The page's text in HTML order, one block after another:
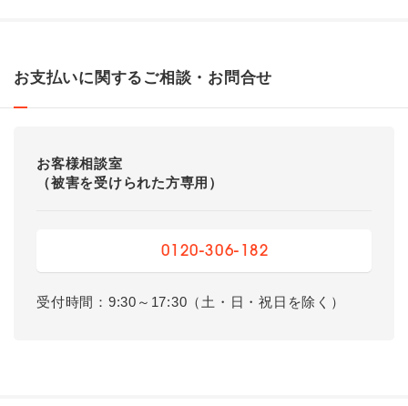
お支払いに関するご相談・お問合せ
お客様相談室
（被害を受けられた方専用）
0120-306-182
受付時間：9:30～17:30（土・日・祝日を除く）